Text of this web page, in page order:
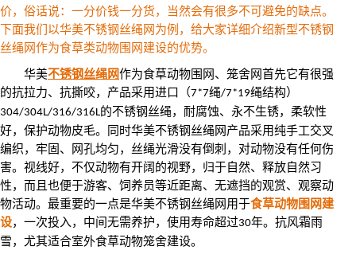
价，俗话说：一分价钱一分货，当然会有很多不可避免的缺点。
下面我们以华美不锈钢丝绳网为例，给大家详细介绍新型不锈钢
丝绳网作为食草类动物围网建设的优势。
华美不锈钢丝绳网作为食草动物围网、笼舍网首先它有很强
的抗拉力、抗撕咬，产品采用进口（7*7绳/7*19绳结构）
304/304L/316/316L的不锈钢丝绳，耐腐蚀、永不生锈，柔软性
好，保护动物皮毛。同时华美不锈钢丝绳网产品采用纯手工交叉
编织，牢固、网孔均匀，丝绳光滑没有倒刺，对动物没有任何伤
害。视线好，不仅动物有开阔的视野，归于自然、释放自然习
性，而且也便于游客、饲养员等近距离、无遮挡的观赏、观察动
物活动。最重要的一点是华美不锈钢丝绳网用于食草动物围网建
设，一次投入，中间无需养护，使用寿命超过30年。抗风霜雨
雪，尤其适合室外食草动物笼舍建设。